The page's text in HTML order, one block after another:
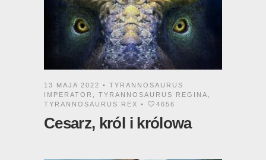
13 MAJA 2022 • TYRANNOSAURUS
IMPERATOR , TYRANNOSAURUS REGINA ,
TYRANNOSAURUS REX • 4656
Cesarz, król i królowa